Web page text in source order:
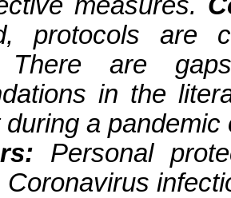
protocols are
There are
in the
a
Personal
Coronavirus